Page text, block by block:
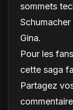
sommets
Gina.
Pour les
cette saga
Partagez